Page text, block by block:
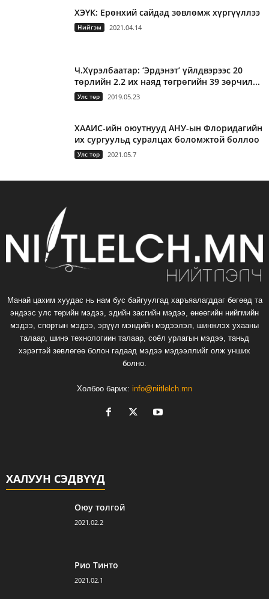
ХЭҮК: Ерөнхий сайдад зөвлөмж хүргүүллээ
Нийгэм 2021.04.14
Ч.Хүрэлбаатар: ‘Эрдэнэт’ үйлдвэрээс 20
төрлийн 2.2 их наяд төгрөгийн 39 зөрчил...
Улс төр 2019.05.23
ХААИС-ийн оюутнууд АНУ-ын Флоридагийн
их сургуульд суралцах боломжтой боллоо
Улс төр 2021.05.7
Манай цахим хуудас нь нам бус байгуулгад харъяалагддаг бөгөөд та
эндээс улс төрийн мэдээ, эдийн засгийн мэдээ, өнөөгийн нийгмийн
мэдээ, спортын мэдээ, эрүүл мэндийн мэдээлэл, шинжлэх ухааны
талаар, шинэ технологиин талаар, соёл урлагын мэдээ, таньд
хэрэгтэй зөвлөгөө болон гадаад мэдээ мэдээллийг олж унших
болно.
Холбоо барих: info@niitlelch.mn
ХАЛУУН СЭДВҮҮД
Оюу толгой
2021.02.2
Рио Тинто
2021.02.1